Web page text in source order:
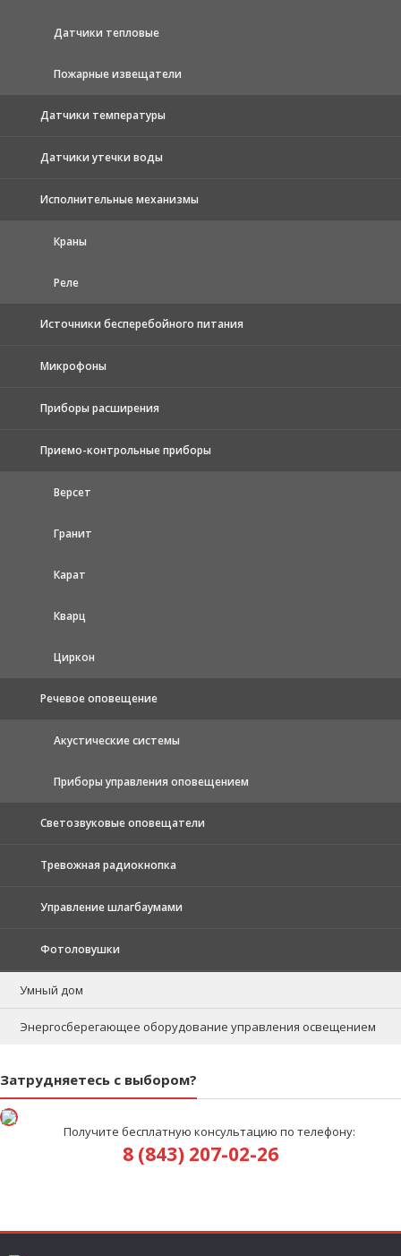
Датчики тепловые
Пожарные извещатели
Датчики температуры
Датчики утечки воды
Исполнительные механизмы
Краны
Реле
Источники бесперебойного питания
Микрофоны
Приборы расширения
Приемо-контрольные приборы
Версет
Гранит
Карат
Кварц
Циркон
Речевое оповещение
Акустические системы
Приборы управления оповещением
Светозвуковые оповещатели
Тревожная радиокнопка
Управление шлагбаумами
Фотоловушки
Умный дом
Энергосберегающее оборудование управления освещением
Затрудняетесь с выбором?
Получите бесплатную консультацию по телефону:
8 (843) 207-02-26